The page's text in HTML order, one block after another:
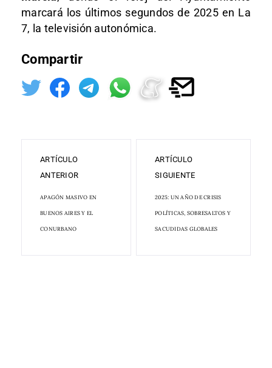
marcará los últimos segundos de 2025 en La
7, la televisión autonómica.
Compartir
ARTÍCULO
ANTERIOR
APAGÓN MASIVO EN
BUENOS AIRES Y EL
CONURBANO
ARTÍCULO
SIGUIENTE
2025: UN AÑO DE CRISIS
POLÍTICAS, SOBRESALTOS Y
SACUDIDAS GLOBALES